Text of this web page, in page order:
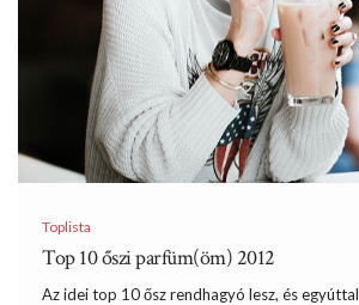
Toplista
Top 10 őszi parfüm(öm) 2012
Az idei top 10 ősz rendhagyó lesz, és egyúttal